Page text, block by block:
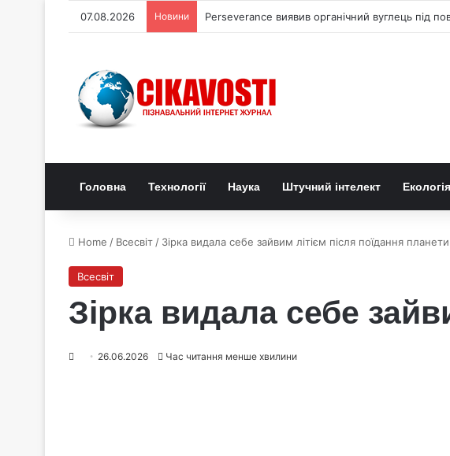
07.08.2026 Новини Perseverance виявив органічний вуглець під
Головна Технології Наука Штучний інтелект Екологія
Home / Всесвіт / Зірка видала себе зайвим літієм після поїдання планети
Всесвіт
Зірка видала себе
26.06.2026 Час читання менше хвилини